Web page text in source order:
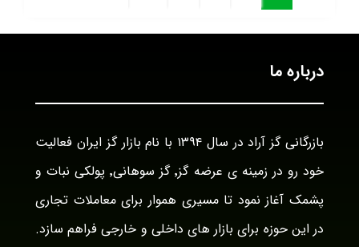
درباره ما
بازرگانی گز آراد در سال ۱۳۹۴ با نام بازار گز ایران فعالیت
خود رو در زمینه ی عرضه گز٬ گز سوهانی٬ پولکی نبات و
پشمک آغاز نمود تا مسیری هموار برای معاملات تجاری
در این حوزه برای بازار های داخلی و خارجی فراهم سازد.